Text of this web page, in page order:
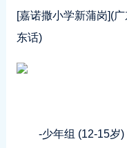
[嘉诺撒小学新蒲岗](
东话)
-少年组 (12-15岁)